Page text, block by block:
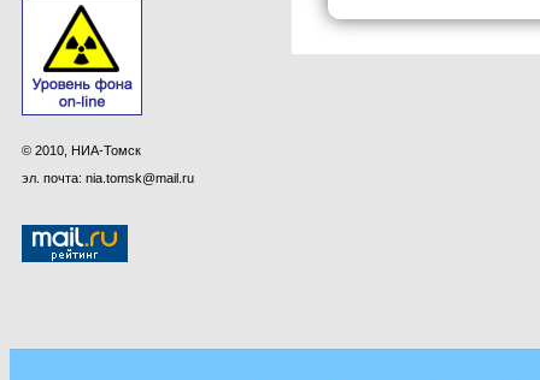
© 2010, НИА-Томск
эл. почта: nia.tomsk@mail.ru